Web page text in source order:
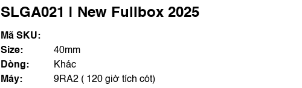
SLGA021 | New Fullbox 2025
Mã SKU:
Size:
40mm
Dòng:
Khác
Máy:
9RA2 ( 120 giờ tích cót)